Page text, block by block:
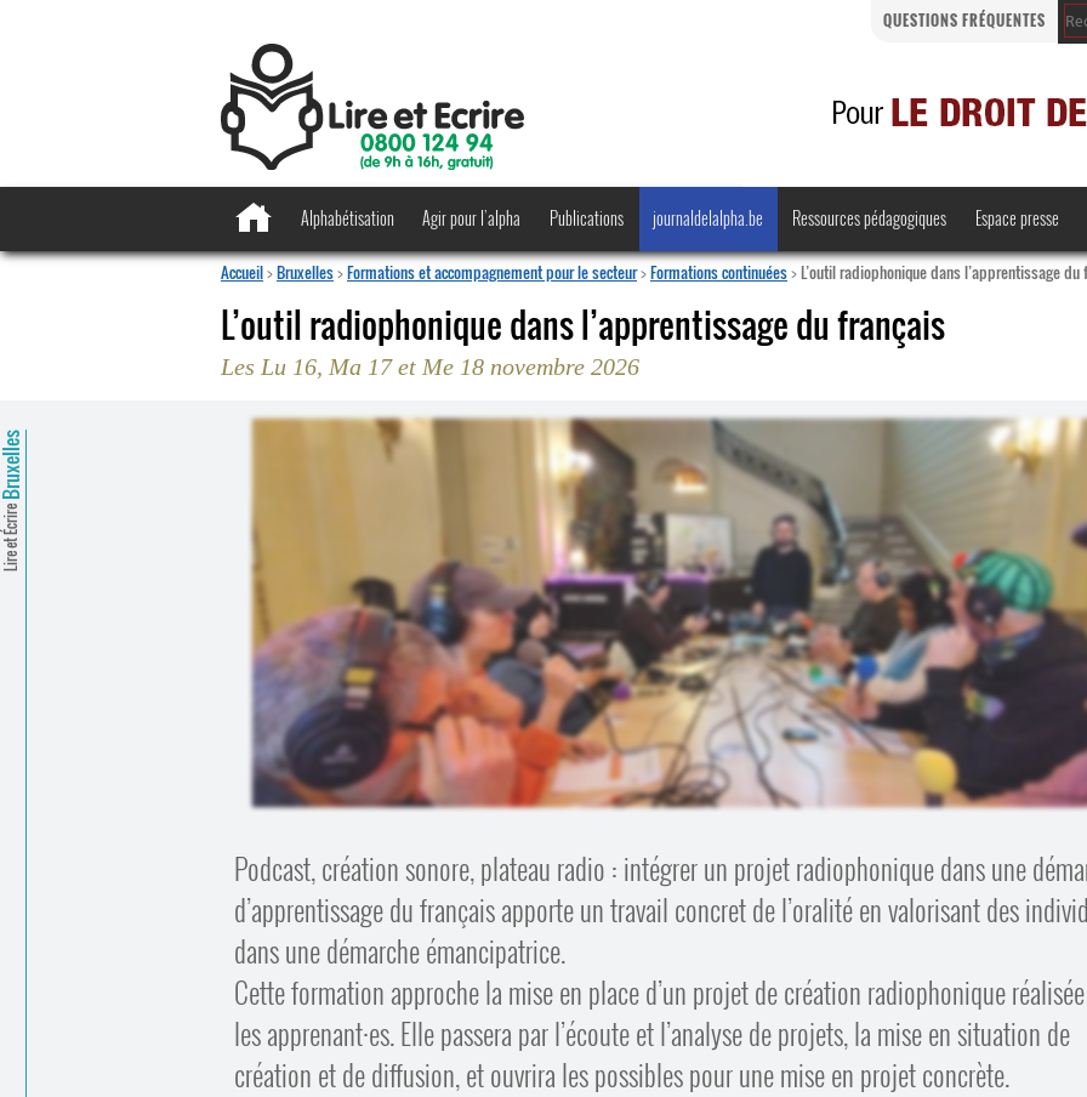
QUESTIONS FRÉQUENTES
Alphabétisation Agir pour l’alpha Publications journaldelalpha.be Ressources pédagogiques
Bienvenue en Belgique
Espace presse
Accueil>Bruxelles>Formations et accompagnement pour le secteur>Formations continuées>L’outil radiophonique dans l’apprentissage du
L’outil radiophonique dans l’apprentissage du français
Les Lu 16, Ma 17 et Me 18 novembre 2026
Lire et Écrire
Podcast, création sonore, plateau radio : intégrer un projet radiophonique dans une
d’apprentissage du français apporte un travail concret de l’oralité en valorisant des
dans une démarche émancipatrice.
Cette formation approche la mise en place d’un projet de création radiophonique
les apprenant·es. Elle passera par l’écoute et l’analyse de projets, la mise en situation de
création et de diffusion, et ouvrira les possibles pour une mise en projet concrète.